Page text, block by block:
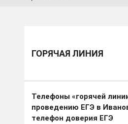
ГОРЯЧАЯ ЛИНИЯ
Телефоны «горячей
проведению ЕГЭ в
телефон доверия ЕГЭ